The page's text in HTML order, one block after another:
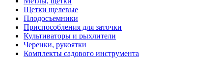
Щетки щелевые
Плодосъемники
Приспособления для заточки
Культиваторы и рыхлители
Черенки, рукоятки
Комплекты садового инструмента